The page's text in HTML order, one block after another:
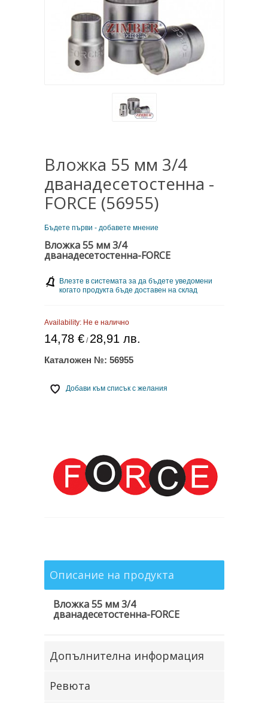
Вложка 55 мм 3/4
дванадесетостенна -
FORCE (56955)
Бъдете първи - добавете мнение
Вложка 55 мм 3/4
дванадесетостенна-FORCE
Влезте в системата за да бъдете уведомени
когато продукта бъде доставен на склад
Availability: Не е налично
14,78 €/ 28,91 лв.
Каталожен №: 56955
Добави към списък с желания
Описание на продукта
Вложка 55 мм 3/4
дванадесетостенна-FORCE
Допълнителна информация
Ревюта